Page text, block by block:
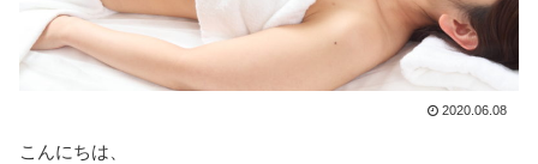
2020.06.08
こんにちは、